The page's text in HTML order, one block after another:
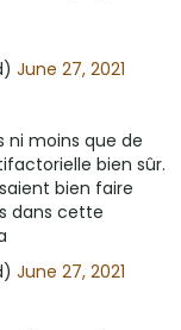
June 27, 2021
ni moins que de
bien sûr.
bien faire
dans cette
June 27, 2021